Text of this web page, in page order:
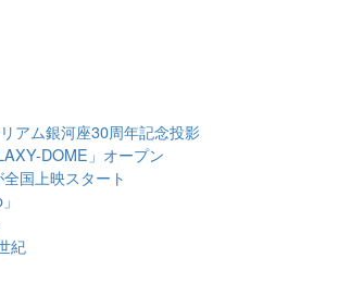
アム銀河座30周年記念投影
DOME」オープン
国上映スタート
紀